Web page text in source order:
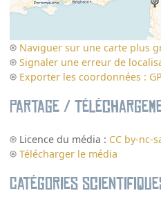
Naviguer sur une carte plus
Signaler une erreur de
Exporter les coordonnées :
Partage /
Licence du média : CC by-nc-
Télécharger le média
Catégories